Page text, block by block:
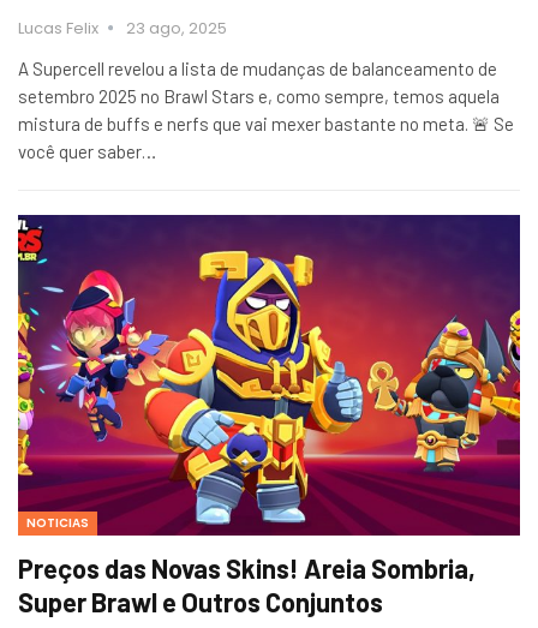
Lucas Felix 23 ago, 2025
A Supercell revelou a lista de mudanças de balanceamento de
setembro 2025 no Brawl Stars e, como sempre, temos aquela
mistura de buffs e nerfs que vai mexer bastante no meta. 🚨 Se
você quer saber…
NOTICIAS
Preços das Novas Skins! Areia Sombria,
Super Brawl e Outros Conjuntos